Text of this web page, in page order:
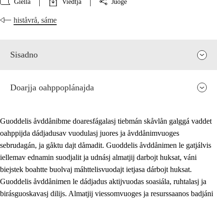
Giella Viedtja Juoge
histåvrå, sáme
Sisadno
Doarjja oahppoplánajda
Guoddelis åvddånibme doaresfágalasj tiebmán skåvlån galggá vaddet
oahppijda dádjadusav vuodulasj juores ja åvddånimvuoges
sebrudagán, ja gåktu dajt dåmadit. Guoddelis åvddånimen le gatjálvis
iellemav ednamin suodjalit ja udnásj almatjij darbojt huksat, váni
biejstek boahtte buolvaj máhttelisvuodajt ietjasa dárbojt huksat.
Guoddelis åvddånimen le dádjadus aktijvuodas soasiála, ruhtalasj ja
birásguoskavasj dilijs. Almatjij viessomvuoges ja resurssaanos badjáni